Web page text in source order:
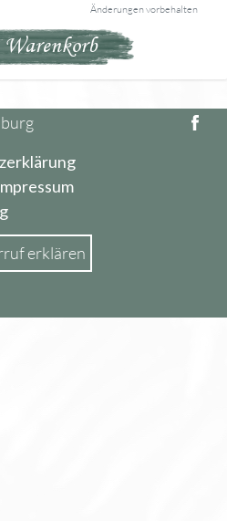
Änderungen vorbehalten
erklären